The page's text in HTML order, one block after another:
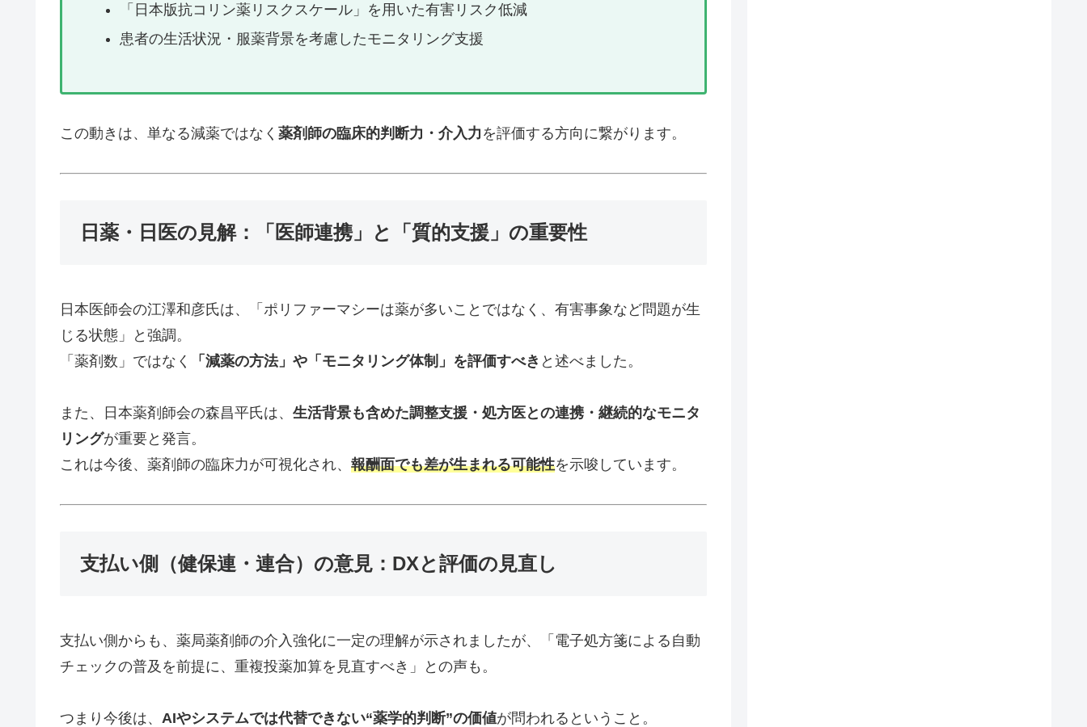
「日本版抗コリン薬リスクスケール」を用いた有害リスク低減
患者の生活状況・服薬背景を考慮したモニタリング支援
この動きは、単なる減薬ではなく 薬剤師の臨床的判断力・介入力 を評価する方向に繋がります。
日薬・日医の見解：「医師連携」と「質的支援」の重要性
日本医師会の江澤和彦氏は、「ポリファーマシーは薬が多いことではなく、有害事象など問題が生
じる状態」と強調。
「薬剤数」ではなく
「減薬の方法」や「モニタリング体制」を評価すべき と述べました。
また、日本薬剤師会の森昌平氏は、 生活背景も含めた調整支援・処方医との連携・継続的なモニタ
リングが重要と発言。
これは今後、薬剤師の臨床力が可視化され、 報酬面でも差が生まれる可能性を示唆しています。
支払い側（健保連・連合）の意見：DXと評価の見直し
支払い側からも、薬局薬剤師の介入強化に一定の理解が示されましたが、「電子処方箋による自動
チェックの普及を前提に、重複投薬加算を見直すべき」との声も。
つまり今後は、 AIやシステムでは代替できない“薬学的判断”の価値が問われるということ。